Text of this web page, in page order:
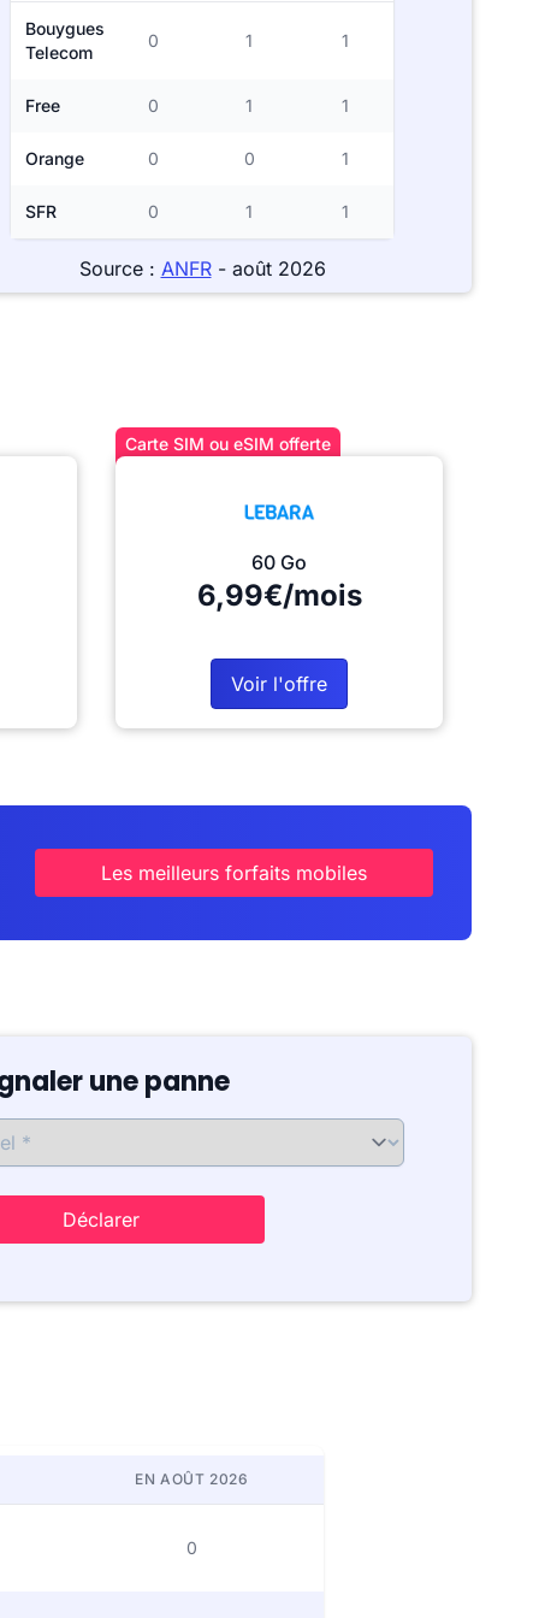
Bouygues
Telecom
0 1 1
Free 0 1 1
Orange 0 0 1
SFR 0 1 1
Source : ANFR- août 2026
Carte SIM ou eSIM offerte
60 Go
6,99€/mois
Voir l'offre
Les meilleurs forfaits mobiles
une panne
Déclarer
EN AOÛT 2026
0